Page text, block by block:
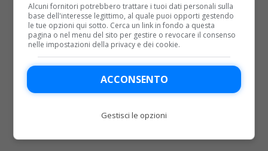
Alcuni fornitori potrebbero trattare i tuoi dati personali sulla
base dell'interesse legittimo, al quale puoi opporti gestendo
le tue opzioni qui sotto. Cerca un link in fondo a questa
pagina o nel menu del sito per gestire o revocare il consenso
nelle impostazioni della privacy e dei cookie.
ACCONSENTO
Gestisci le opzioni